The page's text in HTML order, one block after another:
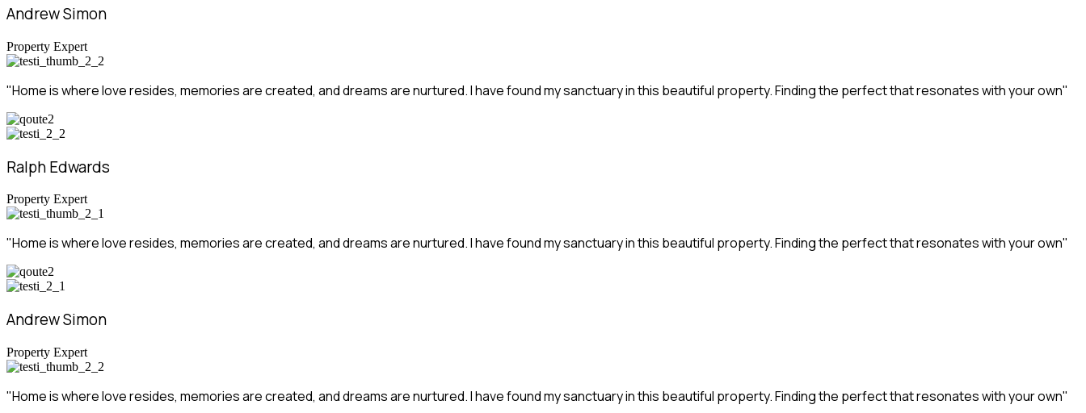
Andrew Simon
Property Expert
"Home is where love resides, memories are created, and dreams are nurtured. I have found my sanctuary in this beautiful property. Finding the perfect that resonates with your own"
Ralph Edwards
Property Expert
"Home is where love resides, memories are created, and dreams are nurtured. I have found my sanctuary in this beautiful property. Finding the perfect that resonates with your own"
Andrew Simon
Property Expert
"Home is where love resides, memories are created, and dreams are nurtured. I have found my sanctuary in this beautiful property. Finding the perfect that resonates with your own"